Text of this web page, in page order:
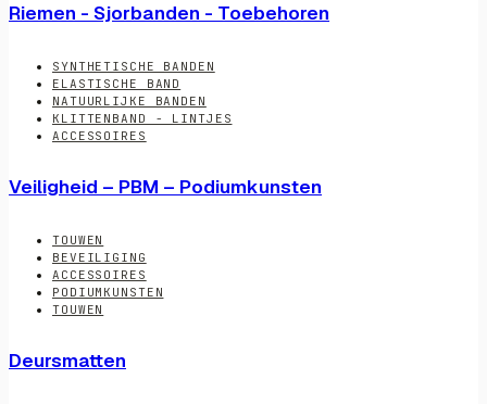
Riemen - Sjorbanden - Toebehoren
SYNTHETISCHE BANDEN
ELASTISCHE BAND
NATUURLIJKE BANDEN
KLITTENBAND - LINTJES
ACCESSOIRES
Veiligheid – PBM – Podiumkunsten
TOUWEN
BEVEILIGING
ACCESSOIRES
PODIUMKUNSTEN
TOUWEN
Deursmatten